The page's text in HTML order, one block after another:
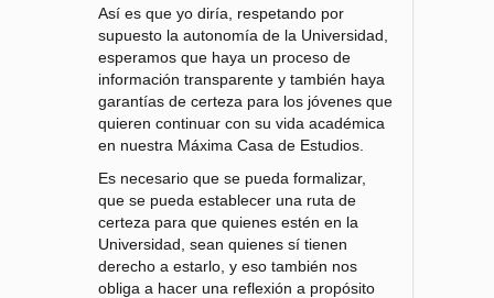
Así es que yo diría, respetando por
supuesto la autonomía de la Universidad,
esperamos que haya un proceso de
información transparente y también haya
garantías de certeza para los jóvenes que
quieren continuar con su vida académica
en nuestra Máxima Casa de Estudios.
Es necesario que se pueda formalizar,
que se pueda establecer una ruta de
certeza para que quienes estén en la
Universidad, sean quienes sí tienen
derecho a estarlo, y eso también nos
obliga a hacer una reflexión a propósito